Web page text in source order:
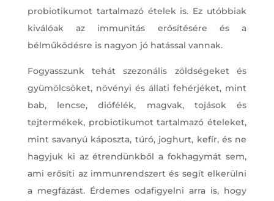
probiotikumot tartalmazó ételek is. Ez utóbbiak
kiválóak az immunitás erősítésére és a
bélműködésre is nagyon jó hatással vannak.
Fogyasszunk tehát szezonális zöldségeket és
gyümölcsöket, növényi és állati fehérjéket, mint
bab, lencse, diófélék, magvak, tojások és
tejtermékek, probiotikumot tartalmazó ételeket,
mint savanyú káposzta, túró, joghurt, kefír, és ne
hagyjuk ki az étrendünkből a fokhagymát sem,
ami erősíti az immunrendszert és segít elkerülni
a megfázást. Érdemes odafigyelni arra is, hogy